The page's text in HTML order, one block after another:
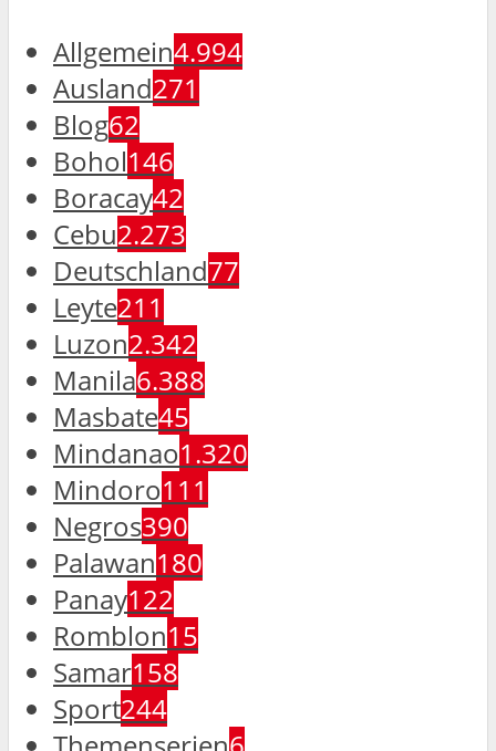
Allgemein4.994
Ausland271
Blog62
Bohol146
Boracay42
Cebu2.273
Deutschland77
Leyte211
Luzon2.342
Manila6.388
Masbate45
Mindanao1.320
Mindoro111
Negros390
Palawan180
Panay122
Romblon15
Samar158
Sport244